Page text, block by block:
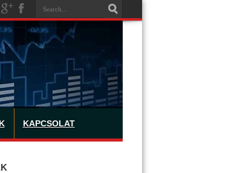
KAPCSOLAT